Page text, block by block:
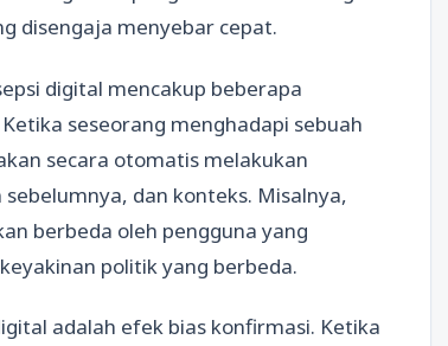
disengaja menyebar cepat.
digital mencakup beberapa
seseorang menghadapi sebuah
secara otomatis melakukan
dan konteks. Misalnya,
berbeda oleh pengguna yang
politik yang berbeda.
adalah efek bias konfirmasi. Ketika